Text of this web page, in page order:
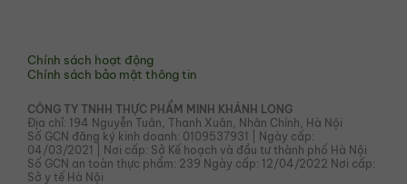
Chính sách hoạt động
Chính sách bảo mật thông tin
CÔNG TY TNHH THỰC PHẨM MINH KHÁNH LONG
Địa chỉ: 194 Nguyễn Tuân, Thanh Xuân, Nhân Chính, Hà Nội
Số GCN đăng ký kinh doanh: 0109537931 | Ngày cấp:
04/03/2021 | Nơi cấp: Sở Kế hoạch và đầu tư thành phố Hà Nội
Số GCN an toàn thực phẩm: 239 Ngày cấp: 12/04/2022 Nơi cấp:
Sở y tế Hà Nội